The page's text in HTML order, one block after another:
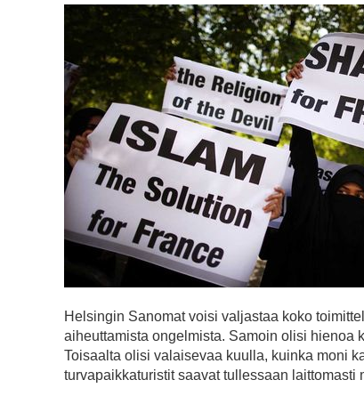
Helsingin Sanomat voisi valjastaa koko
aiheuttamista ongelmista. Samoin olisi
Toisaalta olisi valaisevaa kuulla, kuinka moni
turvapaikkaturistit saavat tullessaan laittomasti